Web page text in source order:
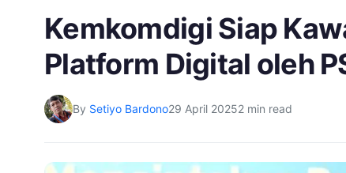
Kemkomdigi Siap
Platform Digital oleh
By Setiyo Bardono29 April 20252 min read